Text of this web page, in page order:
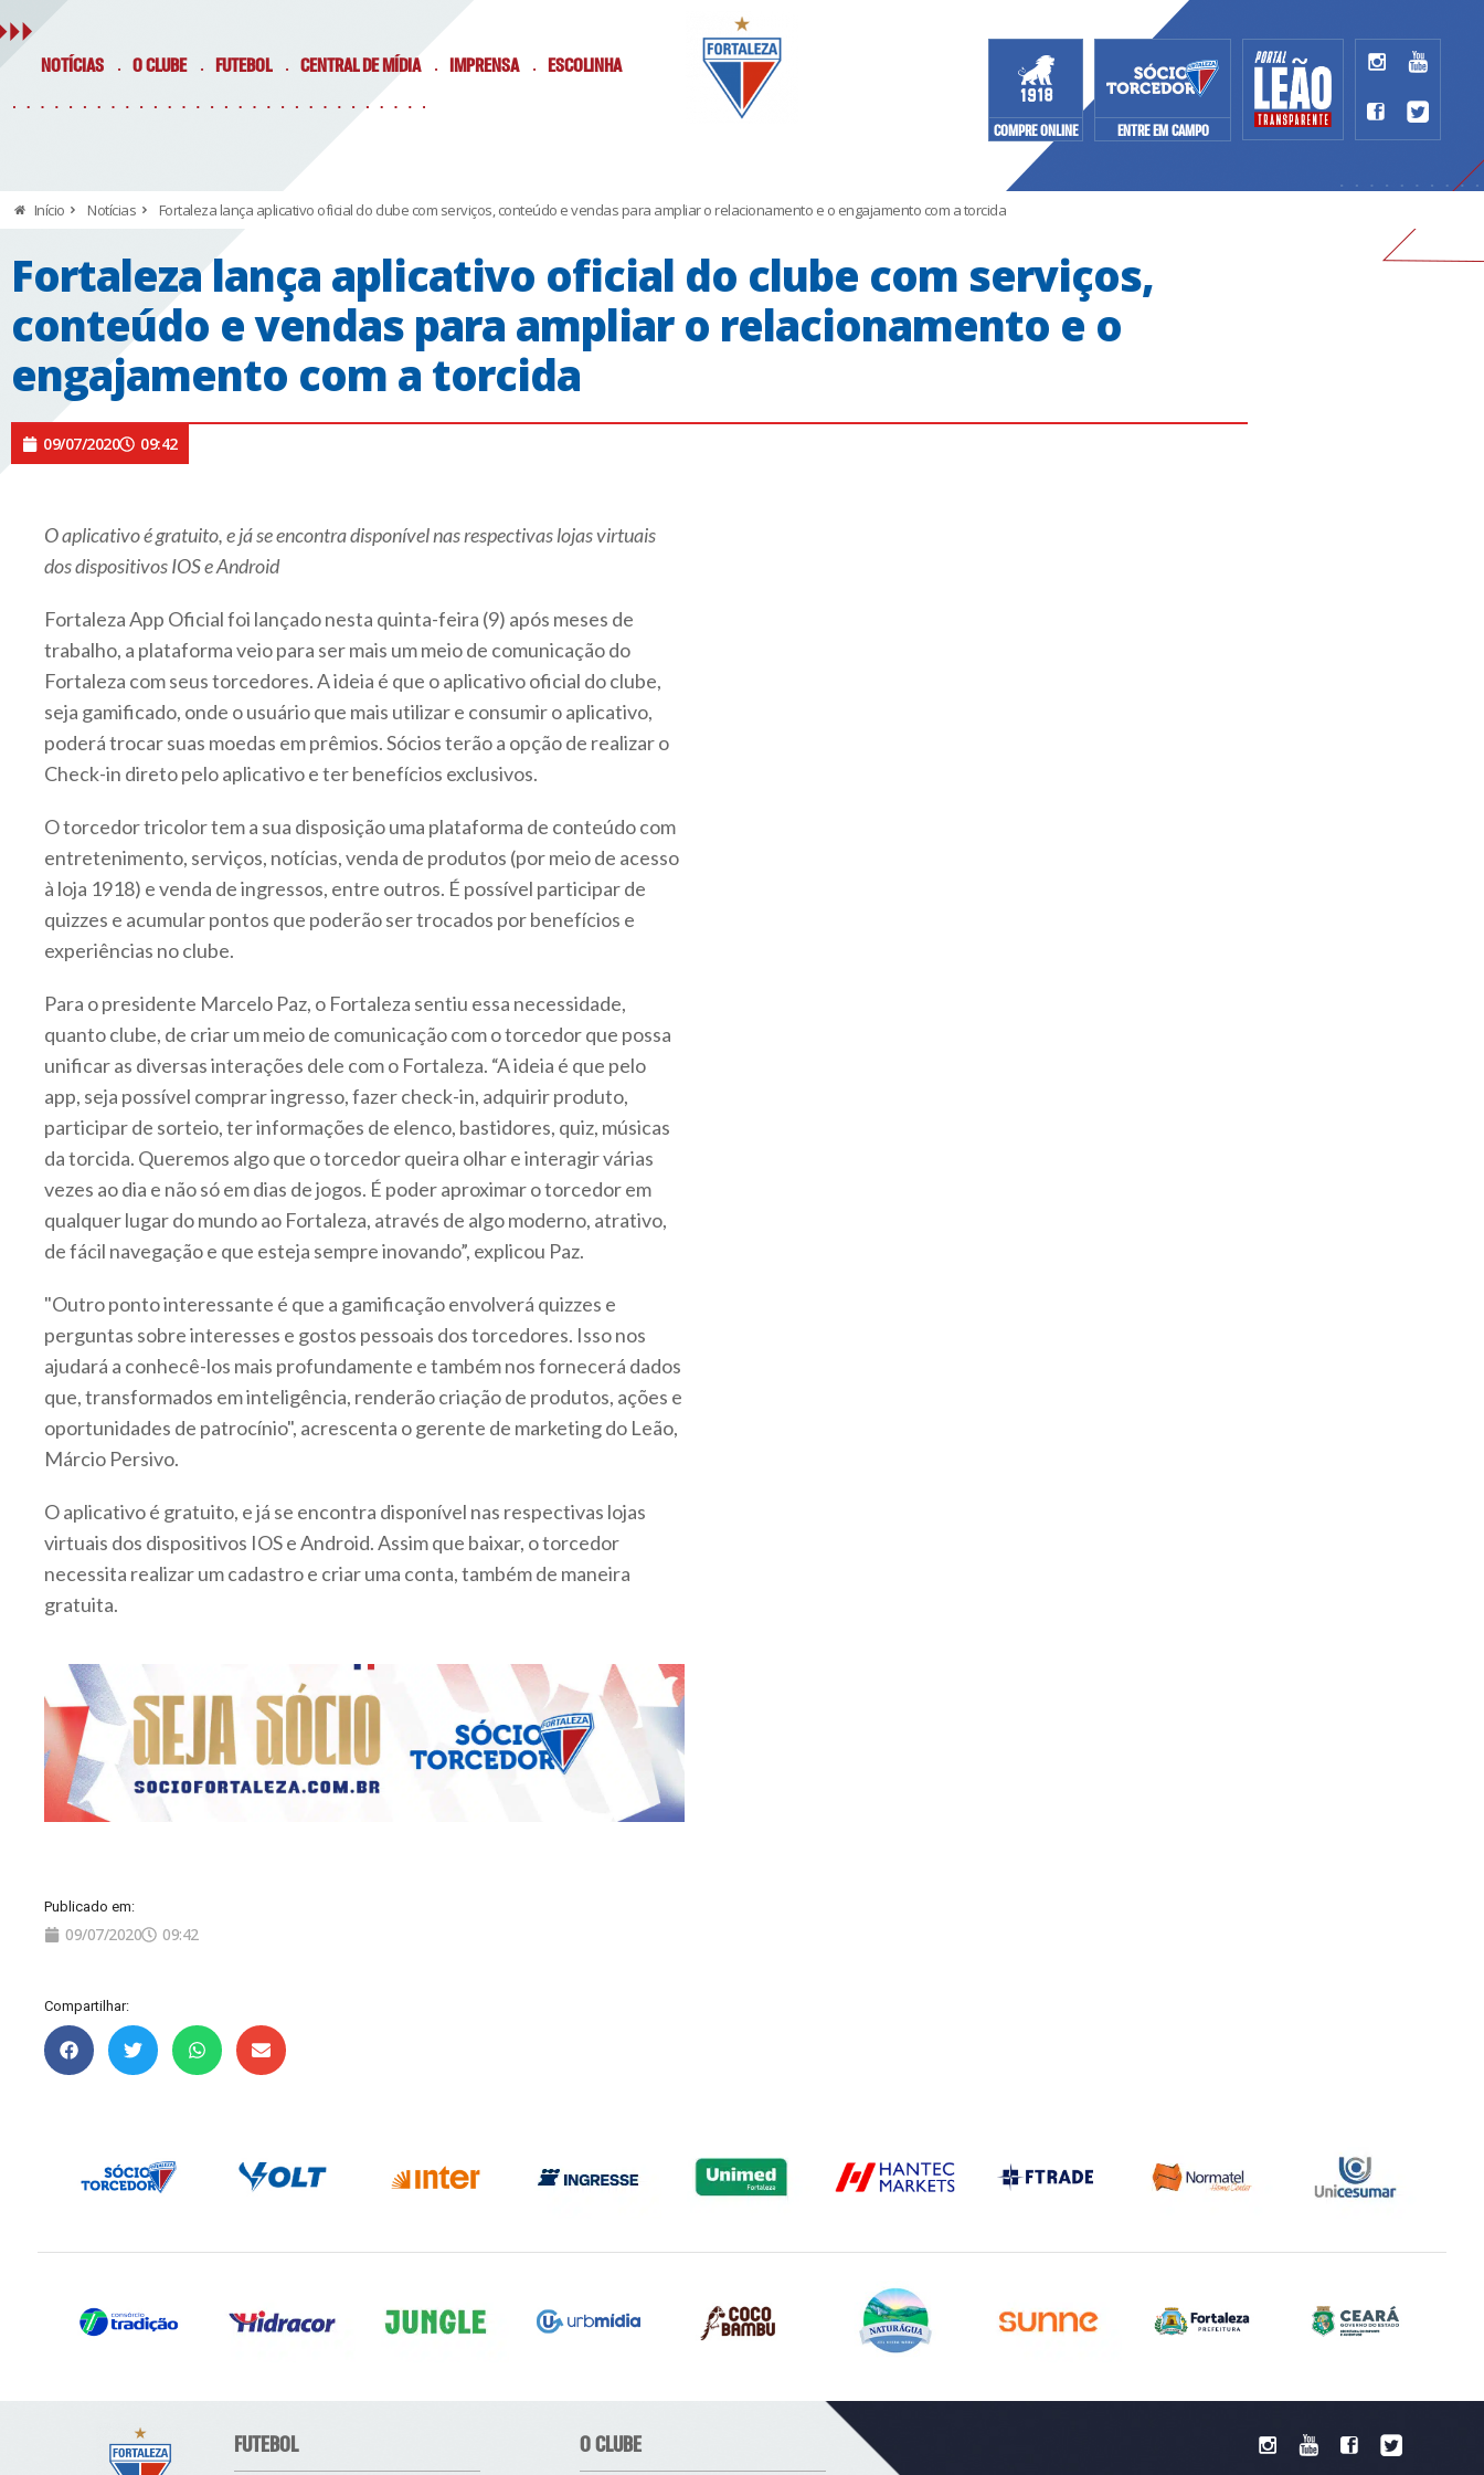
NOTÍCIAS O CLUBE FUTEBOL CENTRAL DE MÍDIA IMPRENSA ESCOLINHA
COMPRE ONLINE ENTRE EM CAMPO
Início Notícias Fortaleza lança aplicativo oficial do clube com serviços, conteúdo e vendas para ampliar o relacionamento e o engajamento com a torcida
Fortaleza lança aplicativo oficial do clube com serviços,
conteúdo e vendas para ampliar o relacionamento e o
engajamento com a torcida
09/07/2020 09:42
O aplicativo é gratuito, e já se encontra disponível nas respectivas lojas virtuais
dos dispositivos IOS e Android
Fortaleza App Oficial foi lançado nesta quinta-feira (9) após meses de
trabalho, a plataforma veio para ser mais um meio de comunicação do
Fortaleza com seus torcedores. A ideia é que o aplicativo oficial do clube,
seja gamificado, onde o usuário que mais utilizar e consumir o aplicativo,
poderá trocar suas moedas em prêmios. Sócios terão a opção de realizar o
Check-in direto pelo aplicativo e ter benefícios exclusivos.
O torcedor tricolor tem a sua disposição uma plataforma de conteúdo com
entretenimento, serviços, notícias, venda de produtos (por meio de acesso
à loja 1918) e venda de ingressos, entre outros. É possível participar de
quizzes e acumular pontos que poderão ser trocados por benefícios e
experiências no clube.
Para o presidente Marcelo Paz, o Fortaleza sentiu essa necessidade,
quanto clube, de criar um meio de comunicação com o torcedor que possa
unificar as diversas interações dele com o Fortaleza. “A ideia é que pelo
app, seja possível comprar ingresso, fazer check-in, adquirir produto,
participar de sorteio, ter informações de elenco, bastidores, quiz, músicas
da torcida. Queremos algo que o torcedor queira olhar e interagir várias
vezes ao dia e não só em dias de jogos. É poder aproximar o torcedor em
qualquer lugar do mundo ao Fortaleza, através de algo moderno, atrativo,
de fácil navegação e que esteja sempre inovando”, explicou Paz.
"Outro ponto interessante é que a gamificação envolverá quizzes e
perguntas sobre interesses e gostos pessoais dos torcedores. Isso nos
ajudará a conhecê-los mais profundamente e também nos fornecerá dados
que, transformados em inteligência, renderão criação de produtos, ações e
oportunidades de patrocínio", acrescenta o gerente de marketing do Leão,
Márcio Persivo.
O aplicativo é gratuito, e já se encontra disponível nas respectivas lojas
virtuais dos dispositivos IOS e Android. Assim que baixar, o torcedor
necessita realizar um cadastro e criar uma conta, também de maneira
gratuita.
Publicado em:
09/07/2020 09:42
Compartilhar:
FUTEBOL O CLUBE